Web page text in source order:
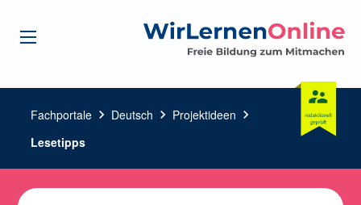
Fachportale chevron_right Deutsch chevron_right Projektideen chevron_right
Lesetipps